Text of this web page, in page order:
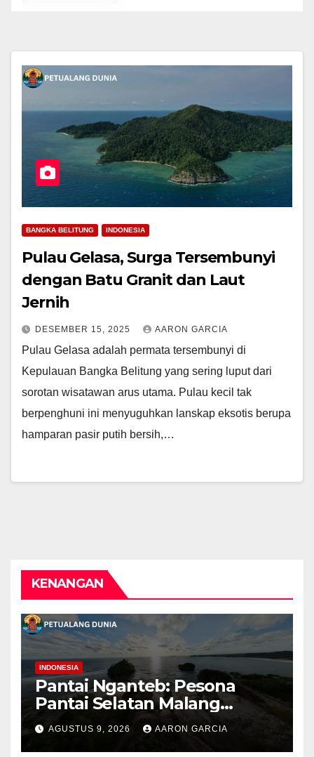
BANGKA BELITUNG INDONESIA
Pulau Gelasa, Surga Tersembunyi
dengan Batu Granit dan Laut
Jernih
DESEMBER 15, 2025 AARON GARCIA
Pulau Gelasa adalah permata tersembunyi di
Kepulauan Bangka Belitung yang sering luput dari
sorotan wisatawan arus utama. Pulau kecil tak
berpenghuni ini menyuguhkan lanskap eksotis berupa
hamparan pasir putih bersih,…
KENANGAN
INDONESIA
Pantai Nganteb: Pesona
Pantai Selatan Malang
dengan Ombak Besar dan
Suasana Alami
AGUSTUS 9, 2026 AARON GARCIA